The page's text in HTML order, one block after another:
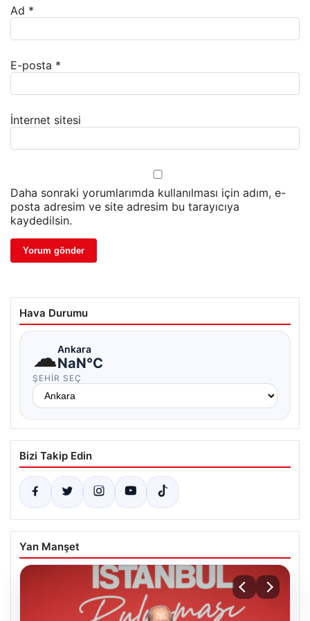
Ad *
E-posta *
İnternet sitesi
Daha sonraki yorumlarımda kullanılması için adım, e-
posta adresim ve site adresim bu tarayıcıya
kaydedilsin.
Hava Durumu
☁Ankara
NaN°C
ŞEHIR SEÇ
Bizi Takip Edin
Yan Manşet